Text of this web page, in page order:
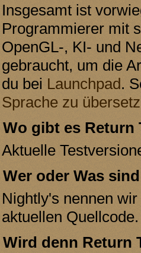
Insgesamt ist
Programmierer mit
OpenGL-, KI- und
gebraucht, um die
du bei Launchpad.
Sprache zu
Wo gibt es Return
Aktuelle
Wer oder Was
Nightly's nennen
aktuellen
Wird denn Return